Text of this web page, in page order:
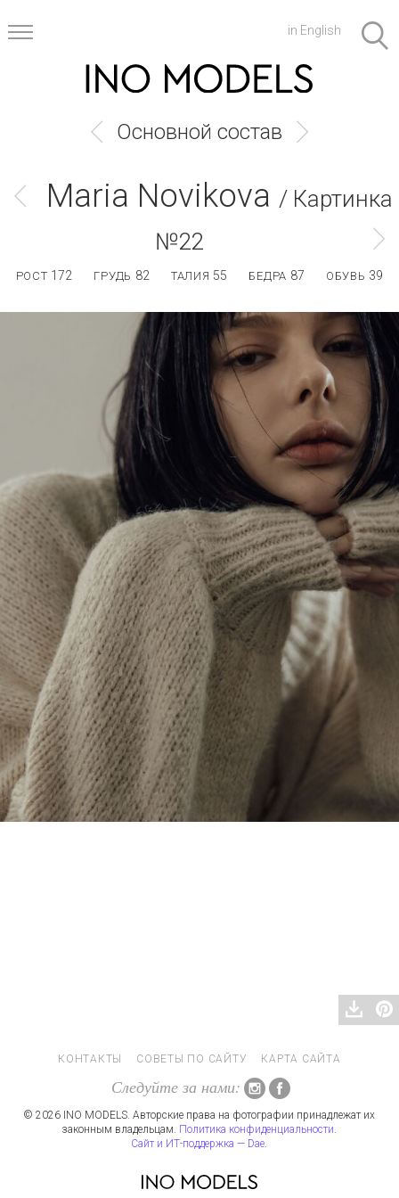
in English
Основной состав
Maria Novikova / Картинка
№22
РОСТ 172 ГРУДЬ 82 ТАЛИЯ 55 БЕДРА 87 ОБУВЬ 39
КОНТАКТЫ СОВЕТЫ ПО САЙТУ КАРТА САЙТА
Следуйте за нами:
© 2026 INO MODELS. Авторские права на фотографии принадлежат их
законным владельцам. Политика конфиденциальности.
Сайт и ИТ-поддержка — Dae.